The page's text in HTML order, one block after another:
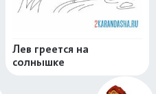
Лев греется на
солнышке